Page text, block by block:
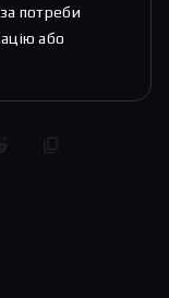
потреби
або